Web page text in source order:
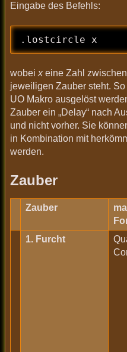
Eingabe des Befehls:
wobei xeine Zahl
jeweiligen Zauber steht.
UO Makro ausgelöst
Zauber ein „Delay“ nach
und nicht vorher. Sie
in Kombination mit
werden.
Zauber
Zauber
1. Furcht